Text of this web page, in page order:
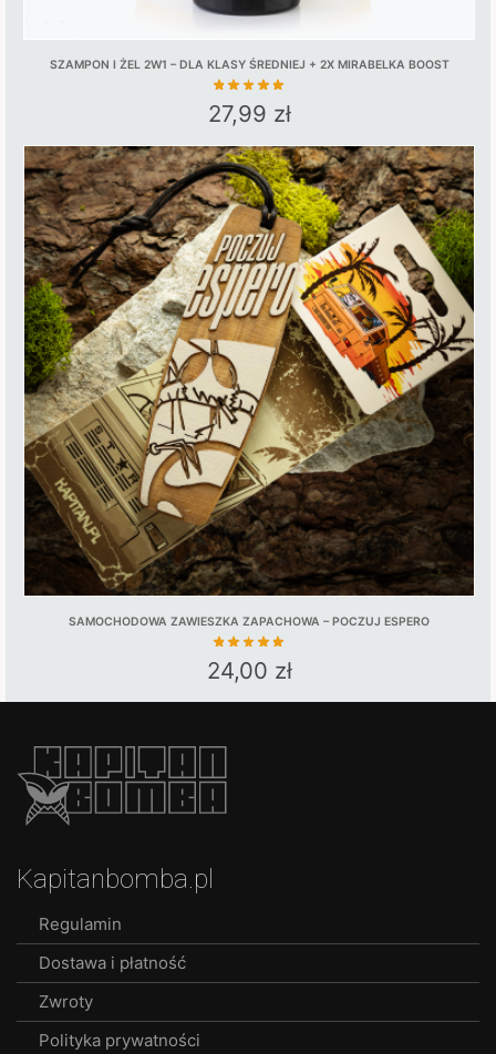
SZAMPON I ŻEL 2W1 – DLA KLASY ŚREDNIEJ + 2X MIRABELKA BOOST
27,99 zł
SAMOCHODOWA ZAWIESZKA ZAPACHOWA – POCZUJ ESPERO
24,00 zł
Kapitanbomba.pl
Regulamin
Dostawa i płatność
Zwroty
Polityka prywatności